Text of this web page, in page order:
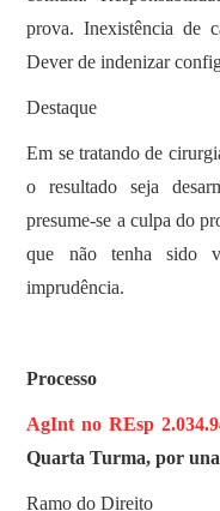
prova. Inexistência de
Dever de indenizar
Destaque
Em se tratando de
o resultado seja
presume-se a culpa do
que não tenha sido
imprudência.
Processo
AgInt no REsp
Quarta Turma, por
Ramo do Direito